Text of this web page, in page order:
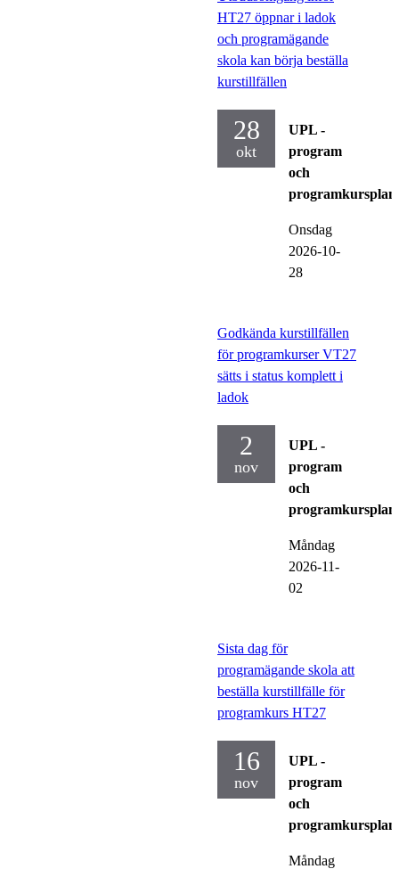
HT27 öppnar i ladok
och programägande
skola kan börja beställa
kurstillfällen
28
okt
UPL -
program
och
Onsdag
2026-10-
28
Godkända kurstillfällen
för programkurser VT27
sätts i status komplett i
ladok
2
nov
UPL -
program
och
Måndag
2026-11-
02
Sista dag för
programägande skola att
beställa kurstillfälle för
programkurs HT27
16
nov
UPL -
program
och
Måndag